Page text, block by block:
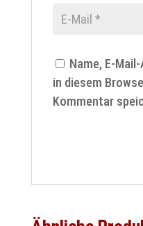
Name, E-
in diesem
Kommentar